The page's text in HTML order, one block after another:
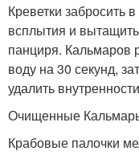
Креветки забросить
всплытия и
панциря. Кальмаров
воду на 30 секунд,
удалить
Очищенные
Крабовые палочки